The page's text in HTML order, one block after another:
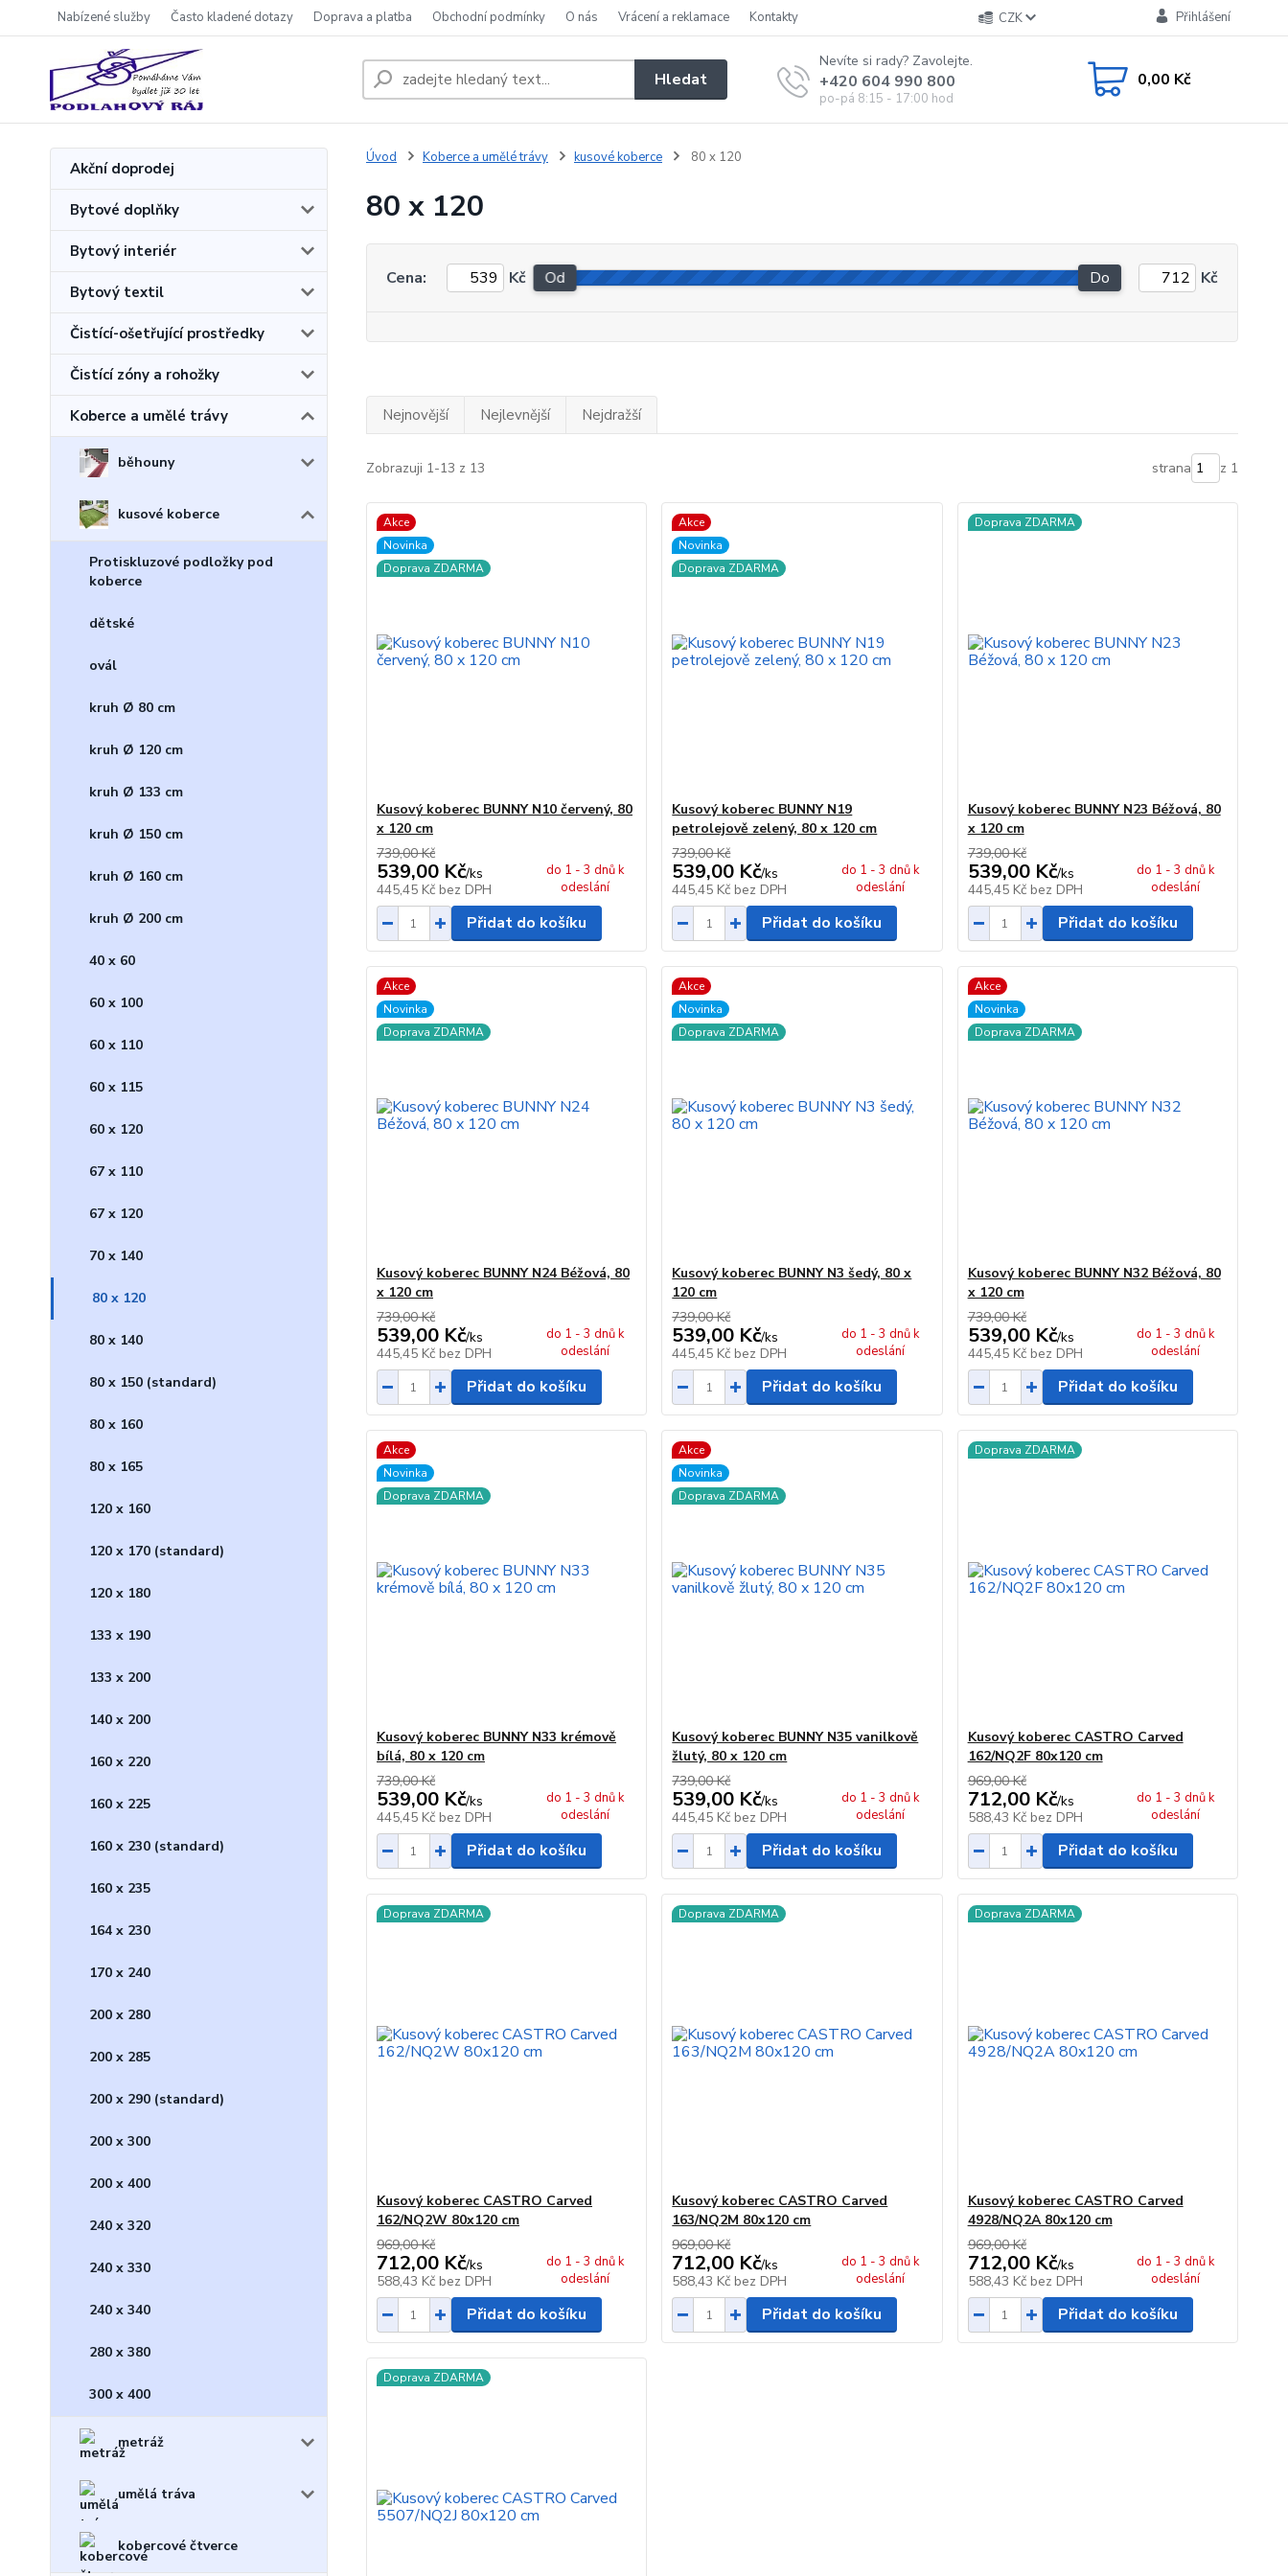
Nabízené služby Často kladené dotazy Doprava a platba Obchodní podmínky O nás Vrácení a reklamace Kontakty CZK Přihlášení
Hledat
Nevíte si rady? Zavolejte.
+420 604 990 800
po-pá 8:15 - 17:00 hod
0,00 Kč
Akční doprodej
Bytové doplňky
Bytový interiér
Bytový textil
Čistící-ošetřující prostředky
Čistící zóny a rohožky
Koberce a umělé trávy
běhouny
kusové koberce
Protiskluzové podložky pod
koberce
dětské
ovál
kruh Ø 80 cm
kruh Ø 120 cm
kruh Ø 133 cm
kruh Ø 150 cm
kruh Ø 160 cm
kruh Ø 200 cm
40 x 60
60 x 100
60 x 110
60 x 115
60 x 120
67 x 110
67 x 120
70 x 140
80 x 120
80 x 140
80 x 150 (standard)
80 x 160
80 x 165
120 x 160
120 x 170 (standard)
120 x 180
133 x 190
133 x 200
140 x 200
160 x 220
160 x 225
160 x 230 (standard)
160 x 235
164 x 230
170 x 240
200 x 280
200 x 285
200 x 290 (standard)
200 x 300
200 x 400
240 x 320
240 x 330
240 x 340
280 x 380
300 x 400
metráž
umělá tráva
kobercové čtverce
Úvod Koberce a umělé trávy kusové koberce 80 x 120
80 x 120
Cena: Kč Od Do Kč
Nejnovější Nejlevnější Nejdražší
Zobrazuji 1-13 z 13 strana z 1
Akce
Novinka
Doprava ZDARMA
Kusový koberec BUNNY N10 červený, 80
x 120 cm
739,00 Kč
539,00 Kč/ks
445,45 Kč bez DPH
do 1 - 3 dnů k
odeslání
Přidat do košíku
Akce
Novinka
Doprava ZDARMA
Kusový koberec BUNNY N19
petrolejově zelený, 80 x 120 cm
739,00 Kč
539,00 Kč/ks
445,45 Kč bez DPH
do 1 - 3 dnů k
odeslání
Přidat do košíku
Doprava ZDARMA
Kusový koberec BUNNY N23 Béžová, 80
x 120 cm
739,00 Kč
539,00 Kč/ks
445,45 Kč bez DPH
do 1 - 3 dnů k
odeslání
Přidat do košíku
Akce
Novinka
Doprava ZDARMA
Kusový koberec BUNNY N24 Béžová, 80
x 120 cm
739,00 Kč
539,00 Kč/ks
445,45 Kč bez DPH
do 1 - 3 dnů k
odeslání
Přidat do košíku
Akce
Novinka
Doprava ZDARMA
Kusový koberec BUNNY N3 šedý, 80 x
120 cm
739,00 Kč
539,00 Kč/ks
445,45 Kč bez DPH
do 1 - 3 dnů k
odeslání
Přidat do košíku
Akce
Novinka
Doprava ZDARMA
Kusový koberec BUNNY N32 Béžová, 80
x 120 cm
739,00 Kč
539,00 Kč/ks
445,45 Kč bez DPH
do 1 - 3 dnů k
odeslání
Přidat do košíku
Akce
Novinka
Doprava ZDARMA
Kusový koberec BUNNY N33 krémově
bílá, 80 x 120 cm
739,00 Kč
539,00 Kč/ks
445,45 Kč bez DPH
do 1 - 3 dnů k
odeslání
Přidat do košíku
Akce
Novinka
Doprava ZDARMA
Kusový koberec BUNNY N35 vanilkově
žlutý, 80 x 120 cm
739,00 Kč
539,00 Kč/ks
445,45 Kč bez DPH
do 1 - 3 dnů k
odeslání
Přidat do košíku
Doprava ZDARMA
Kusový koberec CASTRO Carved
162/NQ2F 80x120 cm
969,00 Kč
712,00 Kč/ks
588,43 Kč bez DPH
do 1 - 3 dnů k
odeslání
Přidat do košíku
Doprava ZDARMA
Kusový koberec CASTRO Carved
162/NQ2W 80x120 cm
969,00 Kč
712,00 Kč/ks
588,43 Kč bez DPH
do 1 - 3 dnů k
odeslání
Přidat do košíku
Doprava ZDARMA
Kusový koberec CASTRO Carved
163/NQ2M 80x120 cm
969,00 Kč
712,00 Kč/ks
588,43 Kč bez DPH
do 1 - 3 dnů k
odeslání
Přidat do košíku
Doprava ZDARMA
Kusový koberec CASTRO Carved
4928/NQ2A 80x120 cm
969,00 Kč
712,00 Kč/ks
588,43 Kč bez DPH
do 1 - 3 dnů k
odeslání
Přidat do košíku
Doprava ZDARMA